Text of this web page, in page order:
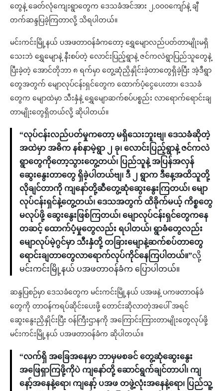
တွေနဲ့ ခေတ်လုံကျေးရွာတွေက ဒေသခံအင်အား ၂,၀၀၀ကျော်နဲ့ ချီ
တက်ဆန္ဒပြခဲ့ကြတာလို့ သိရပါတယ်။
မင်းကင်းမြို့နယ် ပအဖတာဝန်ခံကတော့ ရွှေမျောလည်ပတ်တာမျိုးမရှိ
သေးဘဲ ရွှေမျောနဲ့ နီးစပ်တဲ့ လောင်းပြည့်ရွာနဲ့ ဇင်ကလဲရွာပြည်သူတွေနဲ့
ပြီးခဲ့တဲ့ အောင်တိုဘာ ၈ ရက်မှာ တွေ့ဆုံညှိနှိုင်းခဲ့တာတွေရှိခဲ့ပြီး အဲ့ဒီရွာ
တွေအတွက် မျောလုပ်ငန်းရှင်တွေက ထောက်ပံ့ငွေပေးတာ၊ ဒေသခံ
တွေက မျောထဲမှာ သီးနှံနဲ့ ရွှေမျောဆက်စပ်ပစ္စည်း လာရောက်ရောင်းချ
တာမျိုးတွေရှိတယ်လို့ ဆိုပါတယ်။
“လုပ်ငန်းလည်ပတ်မှုကတော့ မရှိသေးဘူးဗျ၊ ဒေသခံဆိုတဲ့
အထဲမှာ အဓိက နစ်နာမဲ့ရွာ ၂ ခု၊ လောင်းပြည့်ရွာနဲ့ ဇင်ကလဲ
ရွာတွေကိုတော့သွားတွေ့တယ်၊ ပြည်သူနဲ့ အပြန်အလှန်
ဆွေးနွေးတာတွေ ရှိခဲ့ပါတယ်ဗျ၊ ဒီ ၂ ရွာက ဒီနေ့အထိသူတို့
လိုချင်တာကို ကျနော်တို့ဆီတွေ့ဆုံဆွေးနွေးကြတယ်၊ မျော
လုပ်ငန်းရှင်နဲ့တွေ့တယ်၊ ဒေသအတွက် ထိခိုက်မယ့် ကိစ္စတွေ
မလုပ်ဖို့ ဆွေးနွေးဖြစ်ကြတယ်၊ မျောလုပ်ငန်းရှင်တွေကနေ
တဆင့် ထောက်ပံ့မှုတွေလည်း ရပါတယ်၊ ရွာခံတွေလည်း
မျောလုပ်မဲ့ဂွင်မှာ သီးနှံတို့ တခြားမျောနဲ့ဆက်စပ်တာတွေ
ရောင်းချတာတွေလာရောက်လုပ်ကိုင်နေကြပါတယ်။”လို့
မင်းကင်းမြို့နယ် ပအဖတာဝန်ခံက ပြောပါတယ်။
ဆန္ဒပြစဉ်မှာ ဒေသခံတွေက မင်းကင်းမြို့နယ် ပအဖနဲ့ ပကဖတာဝန်ခံ
တွေကို တာဝန်ကရပ်ဆိုင်းပေးဖို့ တောင်းဆိုလာတဲ့အပေါ် အရင်
ဆွေးနွေးညှိနှိုင်းပြီး ဝန်ကြီးဌာနကို အကြောင်းကြားတာမျိုးတွေလုပ်ဖို့
မင်းကင်းမြို့နယ် ပအဖတာဝန်ခံက ဆိုပါတယ်။
“လက်ရှိ အခြေအနေမှာ ဘာမှမစခင် တွေ့ဆုံဆွေးနွေး
အဖြေရှာကြဖို့ကိုပဲ ကျနော်တို့ ဆောင်ရွက်ချင်တာပါ၊ ကျ
နော့်အနေနဲ့ရော၊ ကျနော့် ပအဖ တဖွဲ့လုံးအနေနဲ့ရော၊ ပြည်သူ့